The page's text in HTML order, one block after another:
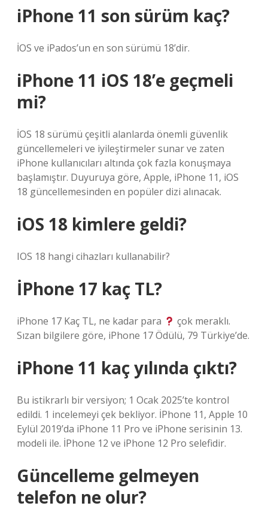
iPhone 11 son sürüm kaç?
İOS ve iPados’un en son sürümü 18’dir.
iPhone 11 iOS 18’e geçmeli
mi?
İOS 18 sürümü çeşitli alanlarda önemli güvenlik
güncellemeleri ve iyileştirmeler sunar ve zaten
iPhone kullanıcıları altında çok fazla konuşmaya
başlamıştır. Duyuruya göre, Apple, iPhone 11, iOS
18 güncellemesinden en popüler dizi alınacak.
iOS 18 kimlere geldi?
IOS 18 hangi cihazları kullanabilir?
İPhone 17 kaç TL?
iPhone 17 Kaç TL, ne kadar para
çok meraklı.
Sızan bilgilere göre, iPhone 17 Ödülü, 79 Türkiye’de.
iPhone 11 kaç yılında çıktı?
Bu istikrarlı bir versiyon; 1 Ocak 2025’te kontrol
edildi. 1 incelemeyi çek bekliyor. İPhone 11, Apple 10
Eylül 2019’da iPhone 11 Pro ve iPhone serisinin 13.
modeli ile. İPhone 12 ve iPhone 12 Pro selefidir.
Güncelleme gelmeyen
telefon ne olur?